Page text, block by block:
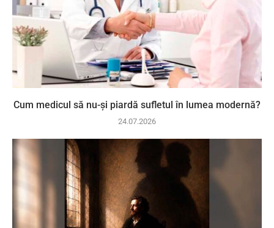
Cum medicul să nu-și piardă sufletul în lumea modernă?
24.07.2026